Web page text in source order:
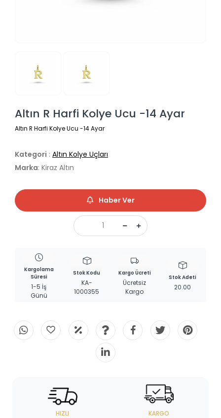
Altın R Harfi Kolye Ucu -14 Ayar
Altın R Harfi Kolye Ucu -14 Ayar
Kategori : Altın Kolye Uçları
Marka: Kiraz Altın
Haber Ver
Kargolama
Süresi
1-5 İş
Günü
Stok Kodu
KA-
1000355
Kargo Ücreti
Ücretsiz
Kargo
Stok Adeti
20.00
HIZLI
KARGO